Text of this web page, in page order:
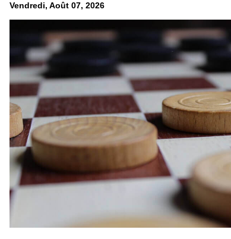
Vendredi, Août 07, 2026